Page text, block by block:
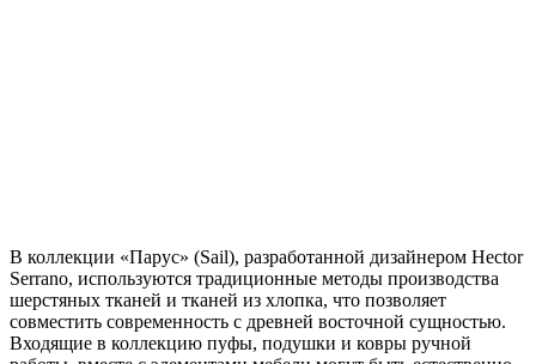
В коллекции «Парус» (Sail), разработанной дизайнером Hector
Serrano, используются традиционные методы производства
шерстяных тканей и тканей из хлопка, что позволяет
совместить современность с древней восточной сущностью.
Входящие в коллекцию пуфы, подушки и ковры ручной